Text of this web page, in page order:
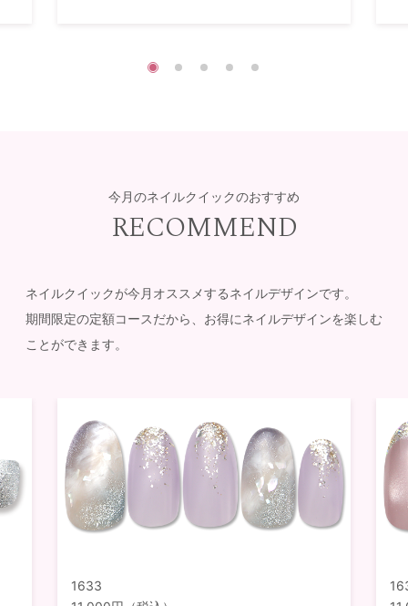
今月のネイルクイックのおすすめ
RECOMMEND
ネイルクイックが今月オススメするネイルデザインです。
期間限定の定額コースだから、お得にネイルデザインを楽しむ
ことができます。
1633